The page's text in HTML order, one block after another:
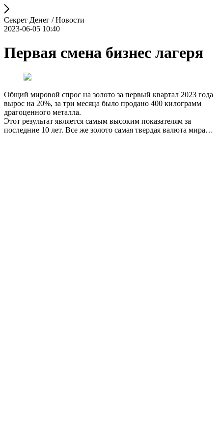
Секрет Денег / Новости
2023-06-05 10:40
Первая смена бизнес лагеря
Общий мировой спрос на золото за первый квартал 2023 года
вырос на 20%, за три месяца было продано 400 килограмм
драгоценного металла.
Этот результат является самым высоким показателям за
последние 10 лет. Все же золото самая твердая валюта мира…